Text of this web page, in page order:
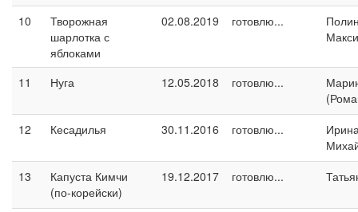
10
Творожная
шарлотка с
яблоками
02.08.2019 готовлю...
11 Нуга 12.05.2018 готовлю...
12
Кесадилья 30.11.2016 готовлю...
13
Капуста Кимчи
(по-корейски)
19.12.2017 готовлю...